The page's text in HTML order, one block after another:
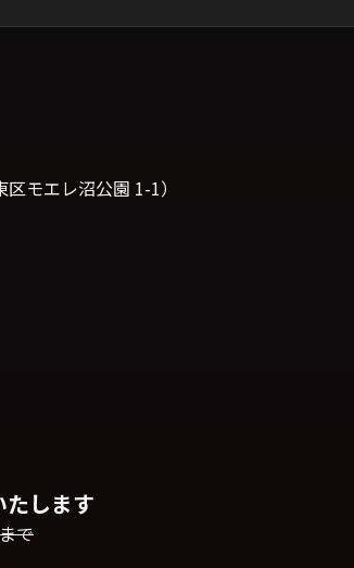
モエレ沼公園 1-1）
します
で